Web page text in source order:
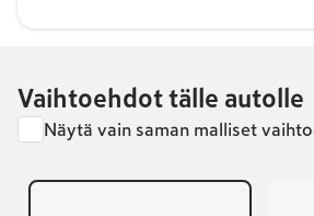
Vaihtoehdot tälle autolle
Näytä vain saman malliset